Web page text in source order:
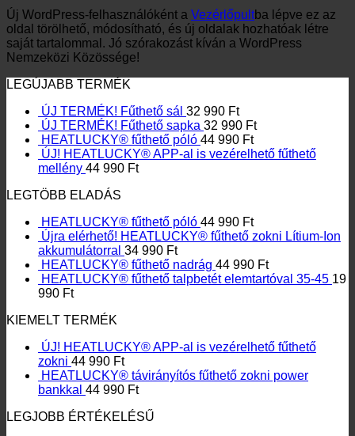
Új WordPress-felhasználóként a Vezérlőpultba lépve ez az
oldal törölhető, módosítható, és új oldalak hozhatóak létre
saját tartalommal. Jó szórakozást kíván a WordPress
Nemzeközi Közössége!
LEGÚJABB TERMÉK
ÚJ TERMÉK! Fűthető sál 32 990 Ft
ÚJ TERMÉK! Fűthető sapka 32 990 Ft
HEATLUCKY® fűthető póló 44 990 Ft
ÚJ! HEATLUCKY® APP-al is vezérelhető fűthető
mellény 44 990 Ft
LEGTÖBB ELADÁS
HEATLUCKY® fűthető póló 44 990 Ft
Újra elérhető! HEATLUCKY® fűthető zokni Lítium-Ion
akkumulátorral 34 990 Ft
HEATLUCKY® fűthető nadrág 44 990 Ft
HEATLUCKY® fűthető talpbetét elemtartóval 35-45 19
990 Ft
KIEMELT TERMÉK
ÚJ! HEATLUCKY® APP-al is vezérelhető fűthető
zokni 44 990 Ft
HEATLUCKY® távirányítós fűthető zokni power
bankkal 44 990 Ft
LEGJOBB ÉRTÉKELÉSŰ